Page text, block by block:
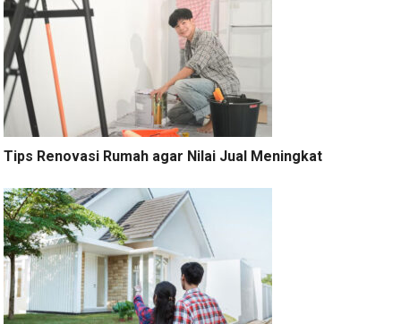
Tips Renovasi Rumah agar Nilai Jual Meningkat